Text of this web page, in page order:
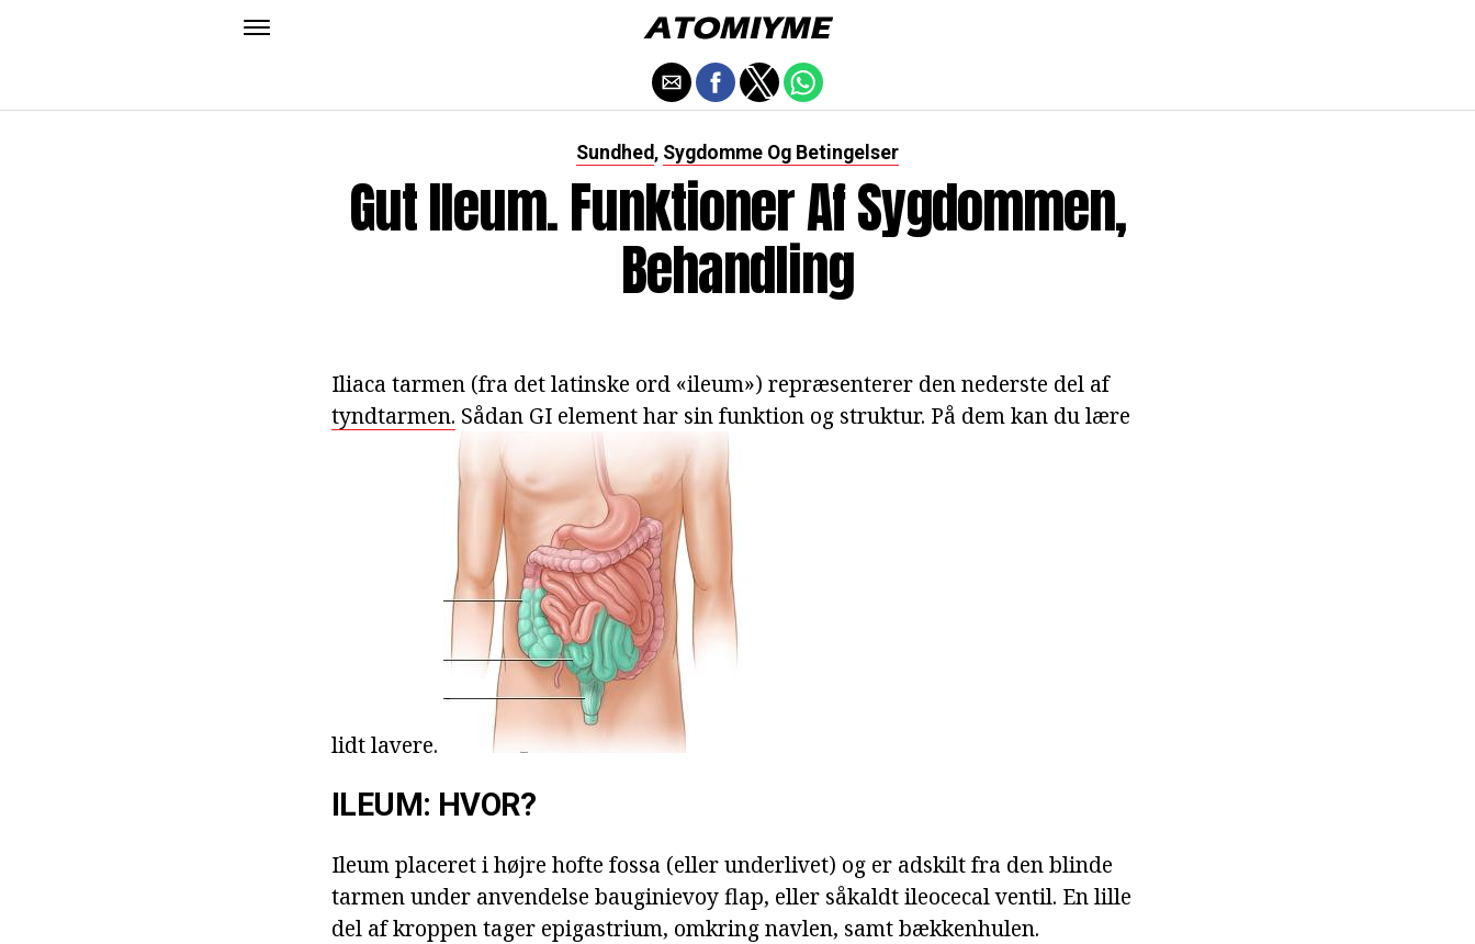
Sundhed, Sygdomme Og Betingelser
Gut Ileum. Funktioner Af Sygdommen,
Behandling
Iliaca tarmen (fra det latinske ord «ileum») repræsenterer den nederste del af
tyndtarmen. Sådan GI element har sin funktion og struktur. På dem kan du lære
lidt lavere.
ILEUM: HVOR?
Ileum placeret i højre hofte fossa (eller underlivet) og er adskilt fra den blinde
tarmen under anvendelse bauginievoy flap, eller såkaldt ileocecal ventil. En lille
del af kroppen tager epigastrium, omkring navlen, samt bækkenhulen.